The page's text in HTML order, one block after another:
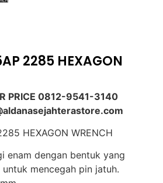
2285 HEXAGON
PRICE 0812-9541-3140
HEXAGON WRENCH
enam dengan bentuk yang
mencegah pin jatuh.